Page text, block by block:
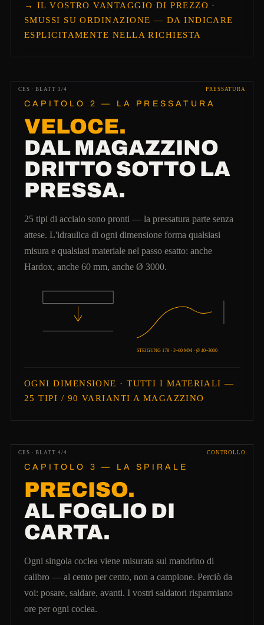
→ IL VOSTRO VANTAGGIO DI PREZZO ·
SMUSSI SU ORDINAZIONE — DA INDICARE
ESPLICITAMENTE NELLA RICHIESTA
CES · BLATT 3/4 PRESSATURA
CAPITOLO 2 — LA PRESSATURA
VELOCE.
DAL MAGAZZINO
DRITTO SOTTO LA
PRESSA.
25 tipi di acciaio sono pronti — la pressatura parte senza
attese. L'idraulica di ogni dimensione forma qualsiasi
misura e qualsiasi materiale nel passo esatto: anche
Hardox, anche 60 mm, anche Ø 3000.
STEIGUNG 178 · 2–60 MM · Ø 40–3000
OGNI DIMENSIONE · TUTTI I MATERIALI —
25 TIPI / 90 VARIANTI A MAGAZZINO
CES · BLATT 4/4 CONTROLLO
CAPITOLO 3 — LA SPIRALE
PRECISO.
AL FOGLIO DI
CARTA.
Ogni singola coclea viene misurata sul mandrino di
calibro — al cento per cento, non a campione. Perciò da
voi: posare, saldare, avanti. I vostri saldatori risparmiano
ore per ogni coclea.